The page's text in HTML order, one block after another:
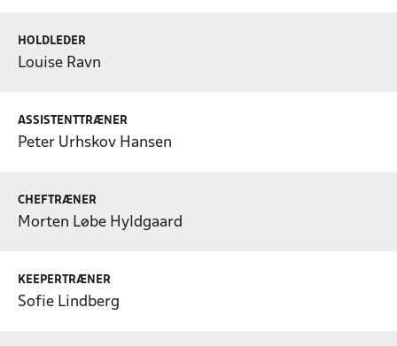
HOLDLEDER
Louise Ravn
ASSISTENTTRÆNER
Peter Urhskov Hansen
CHEFTRÆNER
Morten Løbe Hyldgaard
KEEPERTRÆNER
Sofie Lindberg